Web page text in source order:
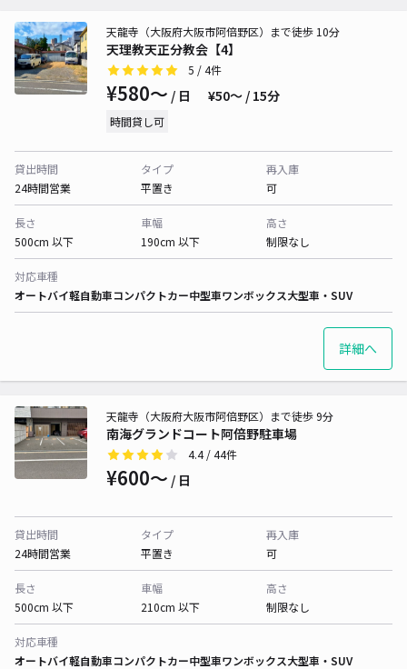
天理教天正分教会【4】
天龍寺（大阪府大阪市阿倍野区）まで徒歩 10分
5 / 4件
¥580〜 / 日 ¥50〜 / 15分
時間貸し可
貸出時間
24時間営業
タイプ
平置き
再入庫
可
長さ
500cm 以下
車幅
190cm 以下
高さ
制限なし
対応車種
オートバイ軽自動車コンパクトカー中型車ワンボックス大型車・SUV
詳細へ
南海グランドコート阿倍野駐車場
天龍寺（大阪府大阪市阿倍野区）まで徒歩 9分
4.4/ 44件
¥600〜 / 日
貸出時間
24時間営業
タイプ
平置き
再入庫
可
長さ
500cm 以下
車幅
210cm 以下
高さ
制限なし
対応車種
オートバイ軽自動車コンパクトカー中型車ワンボックス大型車・SUV